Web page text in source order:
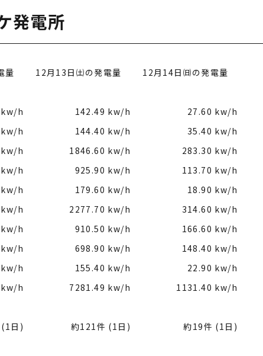
発電所
量 12月13日㈯の発電量 12月14日㈰の発電量
h 142.49 kw/h
27.60 kw/h
h 144.40 kw/h
35.40 kw/h
h 1846.60 kw/h
283.30 kw/h
h 925.90 kw/h
113.70 kw/h
h 179.60 kw/h
18.90 kw/h
h 2277.70 kw/h
314.60 kw/h
h 910.50 kw/h
166.60 kw/h
h 698.90 kw/h
148.40 kw/h
h 155.40 kw/h
22.90 kw/h
h 7281.49 kw/h 1131.40 kw/h
日) 約121件 (1日) 約19件 (1日)